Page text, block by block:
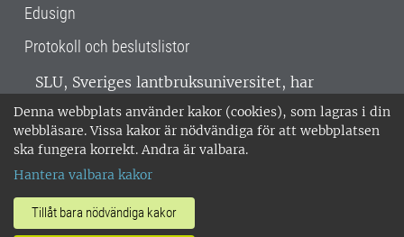
Denna webbplats använder kakor (cookies), som lagras i din
webbläsare. Vissa kakor är nödvändiga för att webbplatsen
ska fungera korrekt. Andra är valbara.
Hantera valbara kakor
Tillåt bara nödvändiga kakor
Edusign
Protokoll och beslutslistor
SLU, Sveriges lantbruksuniversitet, har
verksamhet över hela Sverige. Huvudorter är
Alnarp, Uppsala och Umeå.SLU är
miljöcertifierat enligt ISO 14001. •
018-67 10 00 • Org nr: 202100-2817 •
Om SLU:s webbplatser
•Hantera kakor•Behandling av